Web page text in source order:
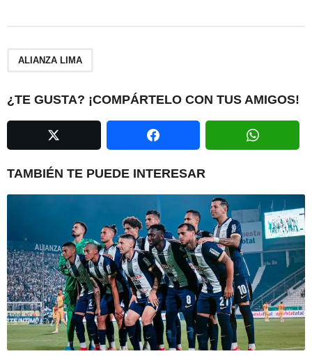
i
n
t
i
ALIANZA LIMA
¿TE GUSTA? ¡COMPÁRTELO CON TUS AMIGOS!
TAMBIÉN TE PUEDE INTERESAR